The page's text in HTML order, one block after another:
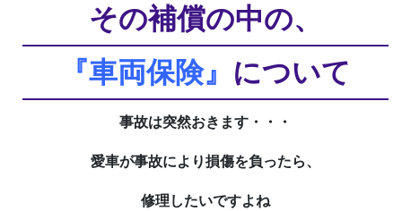
その補償の中の、
『車両保険』 について
事故は突然おきます・・・
愛車が事故により損傷を負ったら、
修理したいですよね